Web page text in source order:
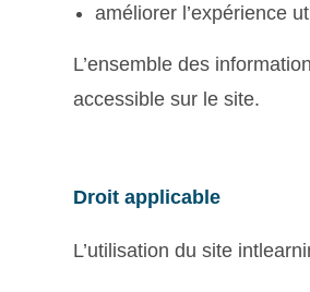
améliorer l’expérience
L’ensemble des
accessible sur le site.
Droit applicable
L’utilisation du site